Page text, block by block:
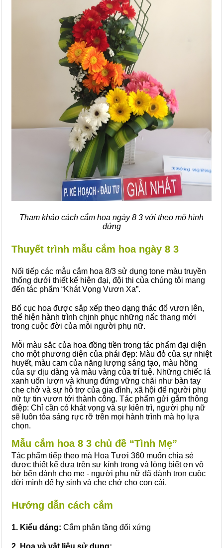
Tham khảo cách cắm hoa ngày 8 3 với theo mô hình
đứng
Thuyết trình mẫu cắm hoa ngày 8 3
Nối tiếp các mẫu cắm hoa 8/3 sử dụng tone màu truyền
thống dưới thiết kế hiện đại, đội thi của chúng tôi mang
đến tác phẩm “Khát Vọng Vươn Xa”.
Bố cục hoa được sắp xếp theo dạng thác đổ vươn lên,
thể hiện hành trình chinh phục những nấc thang mới
trong cuộc đời của mỗi người phụ nữ.
Mỗi màu sắc của hoa đồng tiền trong tác phẩm đại diện
cho một phương diện của phái đẹp: Màu đỏ của sự nhiệt
huyết, màu cam của năng lượng sáng tạo, màu hồng
của sự dịu dàng và màu vàng của trí tuệ. Những chiếc lá
xanh uốn lượn và khung đứng vững chãi như bàn tay
che chở và sự hỗ trợ của gia đình, xã hội để người phụ
nữ tự tin vươn tới thành công. Tác phẩm gửi gắm thông
điệp: Chỉ cần có khát vọng và sự kiên trì, người phụ nữ
sẽ luôn tỏa sáng rực rỡ trên mọi hành trình mà họ lựa
chọn.
Mẫu cắm hoa 8 3 chủ đề “Tình Mẹ”
Tác phẩm tiếp theo mà Hoa Tươi 360 muốn chia sẻ
được thiết kế dựa trên sự kính trọng và lòng biết ơn vô
bờ bến dành cho mẹ - người phụ nữ đã dành trọn cuộc
đời mình để hy sinh và che chở cho con cái.
Hướng dẫn cách cắm
1. Kiểu dáng: Cắm phân tầng đối xứng
2. Hoa và vật liệu sử dụng: